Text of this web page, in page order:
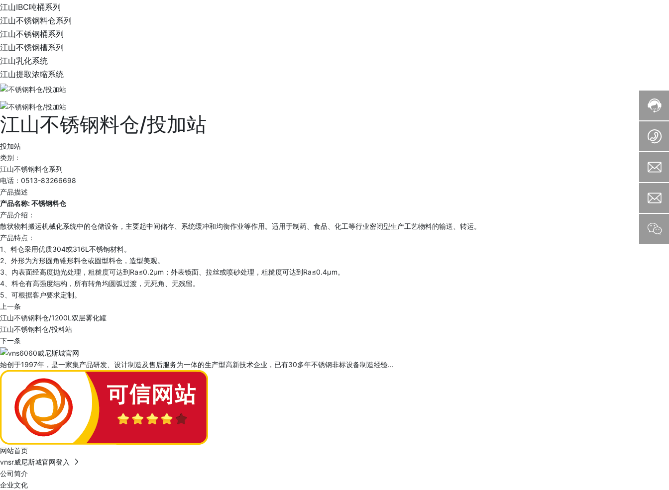
江山IBC吨桶系列
江山不锈钢料仓系列
江山不锈钢桶系列
江山不锈钢槽系列
江山乳化系统
江山提取浓缩系统
江山不锈钢料仓/投加站
投加站
类别：
江山不锈钢料仓系列
电话：0513-83266698
产品描述
产品名称: 不锈钢料仓
产品介绍：
散状物料搬运机械化系统中的仓储设备，主要起中间储存、系统缓冲和均衡作业等作用。适用于制药、食品、化工等行业密闭型生产工艺物料的输送、转运。
产品特点：
1、料仓采用优质304或316L不锈钢材料。
2、外形为方形圆角锥形料仓或圆型料仓，造型美观。
3、内表面经高度抛光处理，粗糙度可达到Ra≤0.2μm；外表镜面、拉丝或喷砂处理，粗糙度可达到Ra≤0.4μm。
4、料仓有高强度结构，所有转角均圆弧过渡，无死角、无残留。
5、可根据客户要求定制。
上一条
江山不锈钢料仓/1200L双层雾化罐
江山不锈钢料仓/投料站
下一条
始创于1997年，是一家集产品研发、设计制造及售后服务为一体的生产型高新技术企业，已有30多年不锈钢非标设备制造经验...
网站首页
vnsr威尼斯城官网登入
公司简介
企业文化